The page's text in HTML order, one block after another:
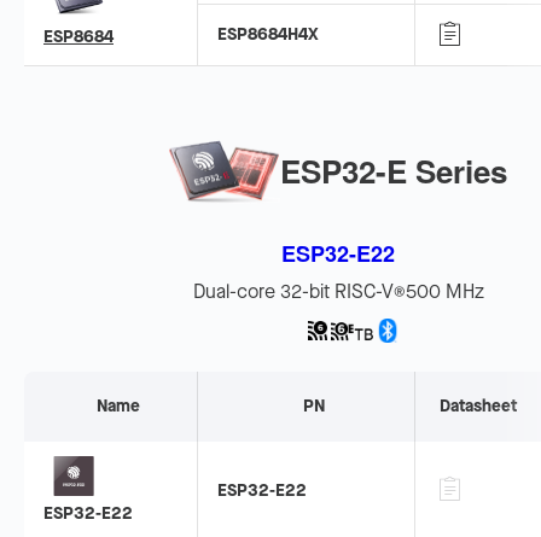
ESP8684 ESP8684H4X
ESP32-E Series
ESP32-E22
Dual-core 32-bit RISC-V®500 MHz
Name PN Datasheet
ESP32-E22
ESP32-E22